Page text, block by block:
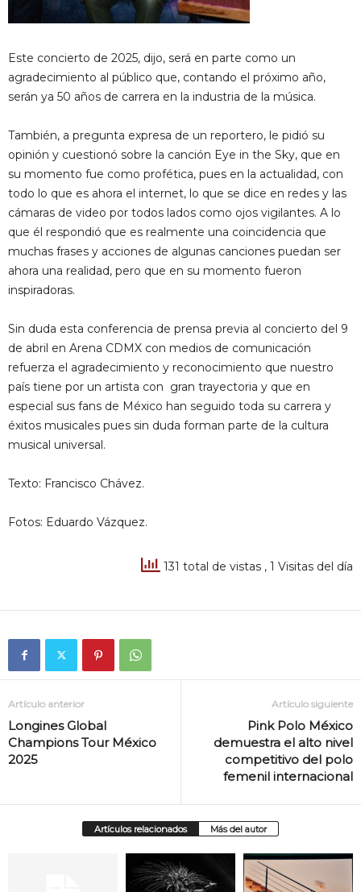
Este concierto de 2025, dijo, será en parte como un
agradecimiento al público que, contando el próximo año,
serán ya 50 años de carrera en la industria de la música.
También, a pregunta expresa de un reportero, le pidió su
opinión y cuestionó sobre la canción Eye in the Sky, que en
su momento fue como profética, pues en la actualidad, con
todo lo que es ahora el internet, lo que se dice en redes y las
cámaras de video por todos lados como ojos vigilantes. A lo
que él respondió que es realmente una coincidencia que
muchas frases y acciones de algunas canciones puedan ser
ahora una realidad, pero que en su momento fueron
inspiradoras.
Sin duda esta conferencia de prensa previa al concierto del 9
de abril en Arena CDMX con medios de comunicación
refuerza el agradecimiento y reconocimiento que nuestro
país tiene por un artista con gran trayectoria y que en
especial sus fans de México han seguido toda su carrera y
éxitos musicales pues sin duda forman parte de la cultura
musical universal.
Texto: Francisco Chávez.
Fotos: Eduardo Vázquez.
131 total de vistas , 1 Visitas del día
Artículo anterior
Longines Global
Champions Tour México
2025
Artículo siguiente
Pink Polo México
demuestra el alto nivel
competitivo del polo
femenil internacional
Artículos relacionados Más del autor